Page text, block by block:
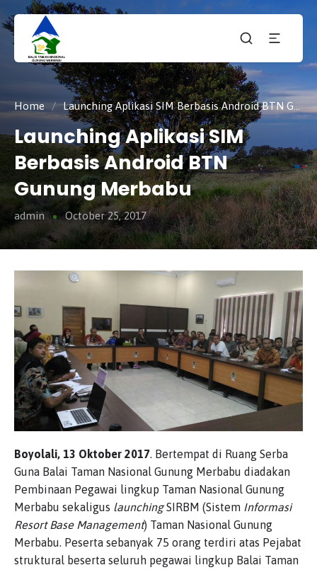
Taman
Nasiona
Gunung
Merbabu
tnmerbabu,
tngunungmerbabu,
tamannasional,
gunungmerbabu,
Home / Launching Aplikasi SIM Berbasis Android BTN Gunung Merbabu
Launching Aplikasi SIM
Berbasis Android BTN
Gunung Merbabu
admin October 25, 2017
Boyolali, 13 Oktober 2017. Bertempat di Ruang Serba
Guna Balai Taman Nasional Gunung Merbabu diadakan
Pembinaan Pegawai lingkup Taman Nasional Gunung
Merbabu sekaligus launchingSIRBM (Sistem Informasi
Resort Base Management) Taman Nasional Gunung
Merbabu. Peserta sebanyak 75 orang terdiri atas Pejabat
struktural beserta seluruh pegawai lingkup Balai Taman